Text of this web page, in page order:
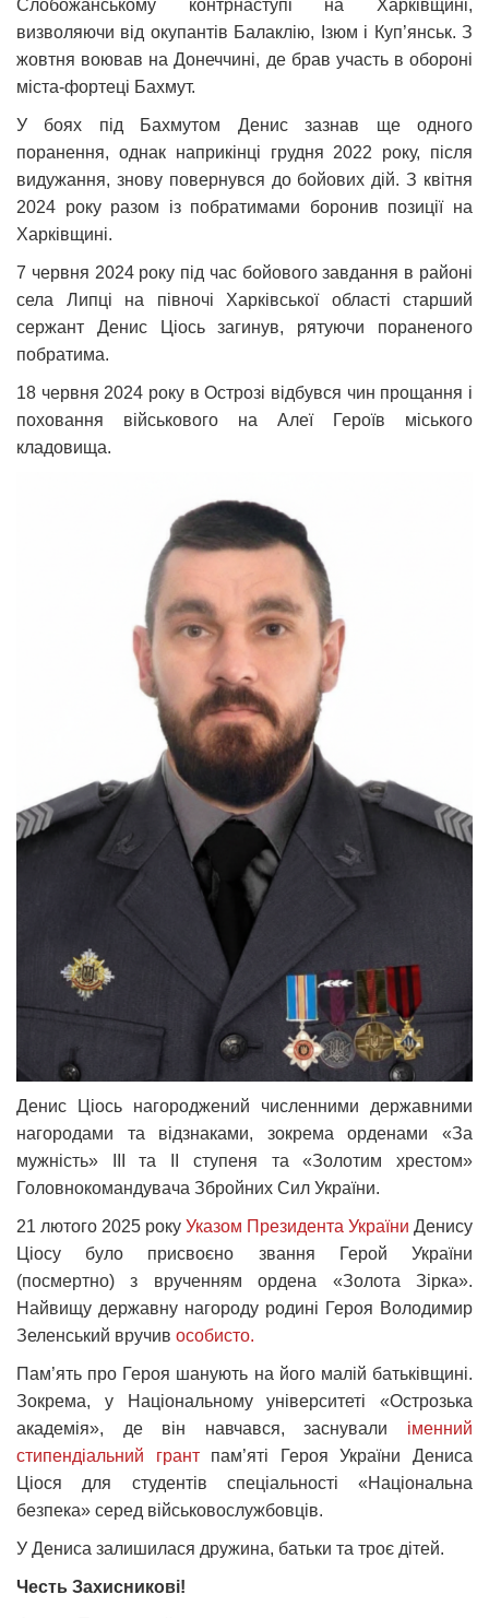
Слобожанському контрнаступі на Харківщині,
визволяючи від окупантів Балаклію, Ізюм і Куп’янськ. З
жовтня воював на Донеччині, де брав участь в обороні
міста-фортеці Бахмут.
У боях під Бахмутом Денис зазнав ще одного
поранення, однак наприкінці грудня 2022 року, після
видужання, знову повернувся до бойових дій. З квітня
2024 року разом із побратимами боронив позиції на
Харківщині.
7 червня 2024 року під час бойового завдання в районі
села Липці на півночі Харківської області старший
сержант Денис Ціось загинув, рятуючи пораненого
побратима.
18 червня 2024 року в Острозі відбувся чин прощання і
поховання військового на Алеї Героїв міського
кладовища.
Денис Ціось нагороджений численними державними
нагородами та відзнаками, зокрема орденами «За
мужність» ІІІ та ІІ ступеня та «Золотим хрестом»
Головнокомандувача Збройних Сил України.
21 лютого 2025 року Указом Президента України Денису
Ціосу було присвоєно звання Герой України
(посмертно) з врученням ордена «Золота Зірка».
Найвищу державну нагороду родині Героя Володимир
Зеленський вручив особисто.
Пам’ять про Героя шанують на його малій батьківщині.
Зокрема, у Національному університеті «Острозька
академія», де він навчався, заснували іменний
стипендіальний грантпам’яті Героя України Дениса
Ціося для студентів спеціальності «Національна
безпека» серед військовослужбовців.
У Дениса залишилася дружина, батьки та троє дітей.
Честь Захисникові!